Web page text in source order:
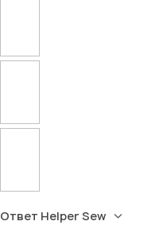
Ответ Helper Sew